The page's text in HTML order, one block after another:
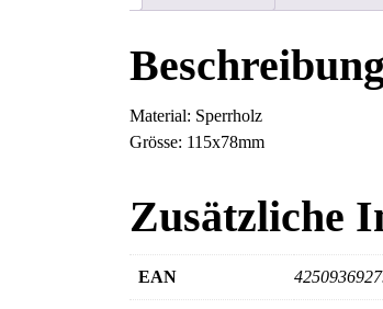
Beschreibung
Material: Sperrholz
Grösse: 115x78mm
Zusätzliche
EAN